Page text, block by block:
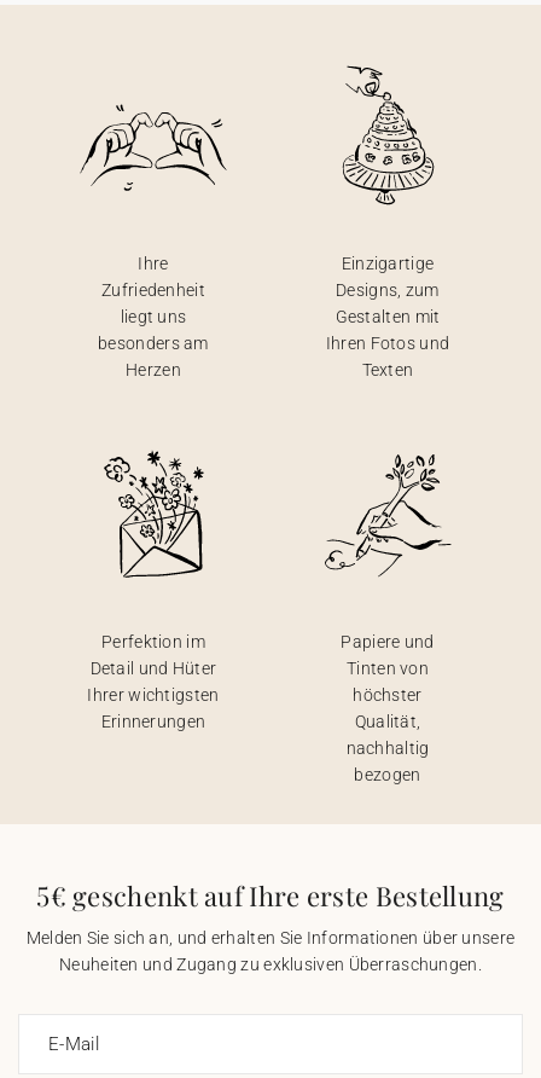
Ihre
Zufriedenheit
liegt uns
besonders am
Herzen
Einzigartige
Designs, zum
Gestalten mit
Ihren Fotos und
Texten
Perfektion im
Detail und Hüter
Ihrer wichtigsten
Erinnerungen
Papiere und
Tinten von
höchster
Qualität,
nachhaltig
bezogen
5€ geschenkt auf Ihre erste Bestellung
Melden Sie sich an, und erhalten Sie Informationen über unsere
Neuheiten und Zugang zu exklusiven Überraschungen.
E-Mail